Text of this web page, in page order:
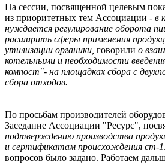
На сессии, посвященной целевым
из приоритетных тем Ассоциации - в
нуждается регулирование оборота
расширить сферы применения
утилизации органики, говорили о
котельными и необходимости
компост"- на площадках сбора с
сбора отходов.
По просьбам производителей
Заседание Ассоциации "Ресурс",
подтверждению производства
и сертификатам происхождения ст-1
вопросов было задано. Работаем